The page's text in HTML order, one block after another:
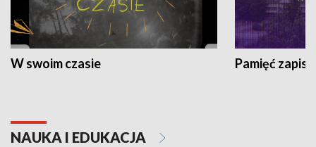
W swoim czasie Pamięć
NAUKA I EDUKACJA